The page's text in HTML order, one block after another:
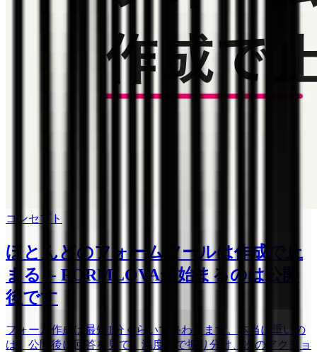
コンセプト
ほとんどのフォームツールは作成で止
まる -- FORMLOVAが始まるのは公開
後です
フォーム作成は最短1分くらいで終わります。本当に重いの
は、公開後に回答を見て、温度感で振り分け、次のアクショ